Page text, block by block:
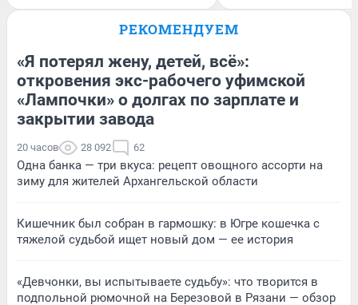
РЕКОМЕНДУЕМ
«Я потерял жену, детей, всё»:
откровения экс-рабочего уфимской
«Лампочки» о долгах по зарплате и
закрытии завода
20 часов 28 092 62
Одна банка — три вкуса: рецепт овощного ассорти на
зиму для жителей Архангельской области
Кишечник был собран в гармошку: в Югре кошечка с
тяжелой судьбой ищет новый дом — ее история
«Девчонки, вы испытываете судьбу»: что творится в
подпольной рюмочной на Березовой в Рязани — обзор